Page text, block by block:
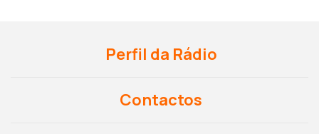
Perfil da Rádio
Contactos